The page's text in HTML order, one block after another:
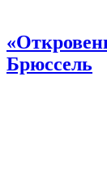
Брюссель